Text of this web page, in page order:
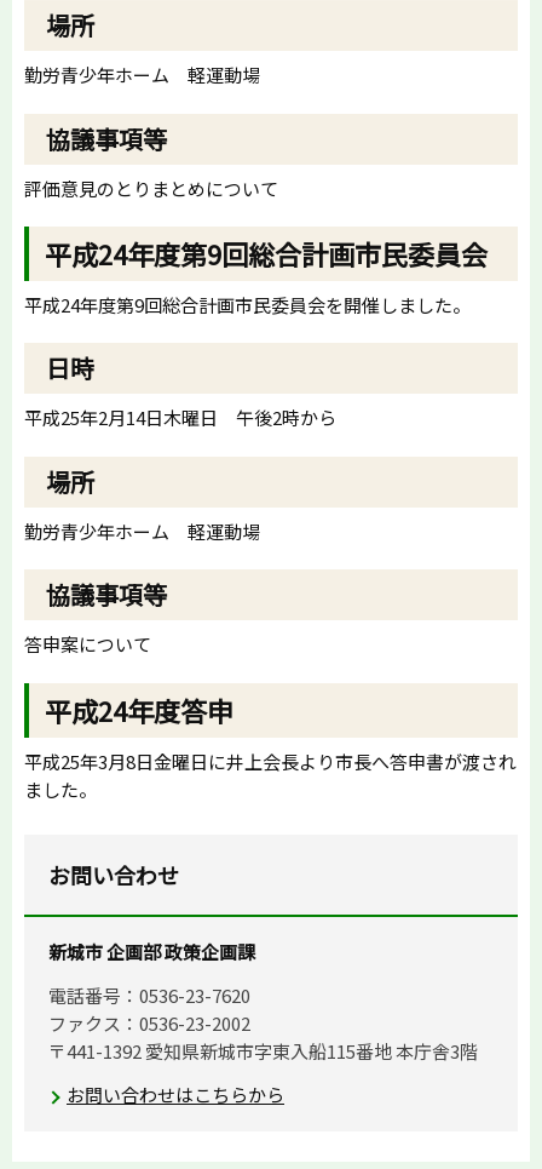
場所
勤労青少年ホーム 軽運動場
協議事項等
評価意見のとりまとめについて
平成24年度第9回総合計画市民委員会
平成24年度第9回総合計画市民委員会を開催しました。
日時
平成25年2月14日木曜日 午後2時から
場所
勤労青少年ホーム 軽運動場
協議事項等
答申案について
平成24年度答申
平成25年3月8日金曜日に井上会長より市長へ答申書が渡され
ました。
お問い合わせ
新城市 企画部 政策企画課
電話番号：0536-23-7620
ファクス：0536-23-2002
〒441-1392 愛知県新城市字東入船115番地 本庁舎3階
お問い合わせはこちらから